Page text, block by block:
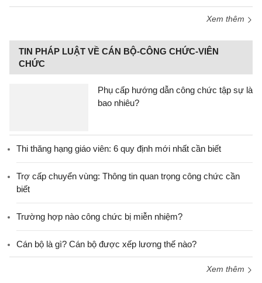
Xem thêm
TIN PHÁP LUẬT VỀ CÁN BỘ-CÔNG CHỨC-VIÊN
CHỨC
Phụ cấp hướng dẫn công chức tập sự là
bao nhiêu?
Thi thăng hạng giáo viên: 6 quy định mới nhất cần biết
Trợ cấp chuyển vùng: Thông tin quan trọng công chức cần
biết
Trường hợp nào công chức bị miễn nhiệm?
Cán bộ là gì? Cán bộ được xếp lương thế nào?
Xem thêm